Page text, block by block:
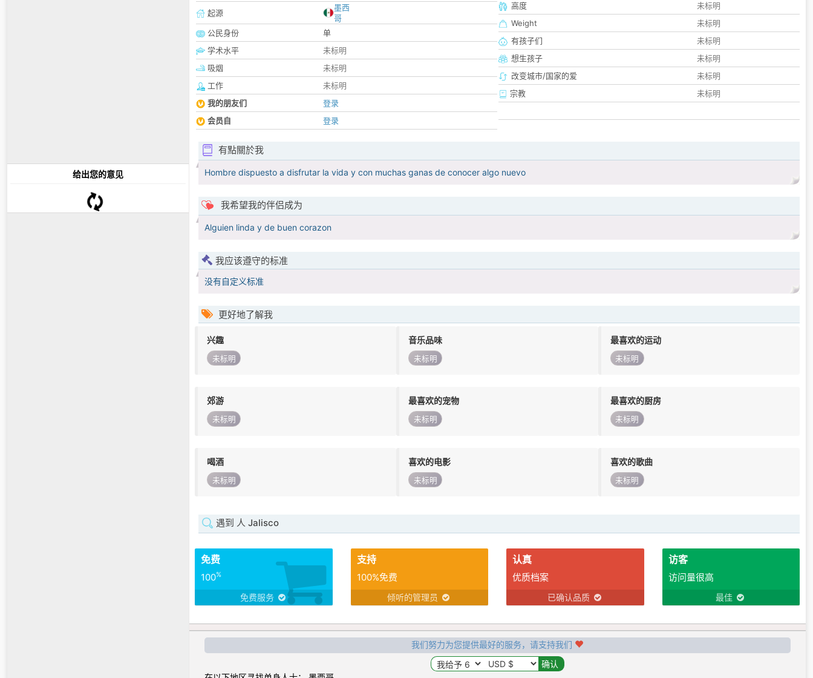
给出您的意见
起源
墨西
哥
公民身份
单
学术水平
未标明
吸烟
未标明
工作
未标明
我的朋友们
登录
会员自
登录
高度
未标明
Weight
未标明
有孩子们
未标明
想生孩子
未标明
改变城市/国家的爱
未标明
宗教
未标明
有點關於我
Hombre dispuesto a disfrutar la vida y con muchas ganas de conocer algo nuevo
我希望我的伴侣成为
Alguien linda y de buen corazon
我应该遵守的标准
没有自定义标准
更好地了解我
兴趣
未标明
音乐品味
未标明
最喜欢的运动
未标明
郊游
未标明
最喜欢的宠物
未标明
最喜欢的厨房
未标明
喝酒
未标明
喜欢的电影
未标明
喜欢的歌曲
未标明
遇到 人 Jalisco
免费
100%
免费服务
支持
100%免费
倾听的管理员
认真
优质档案
已确认品质
访客
访问量很高
最佳
我们努力为您提供最好的服务，请支持我们